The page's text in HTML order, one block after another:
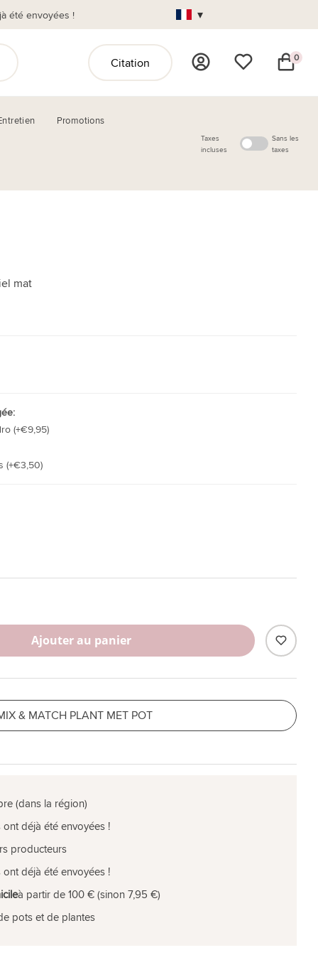
été envoyées ! ▾
Citation 0
Promotions
Taxes
incluses
Sans les
taxes
mat
(+€9,95)
(+€3,50)
Ajouter au panier
& MATCH PLANT MET POT
(dans la région)
déjà été envoyées !
producteurs
déjà été envoyées !
à partir de 100 € (sinon 7,95 €)
pots et de plantes